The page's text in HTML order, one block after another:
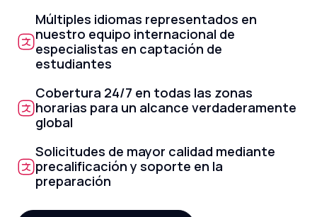
Múltiples idiomas representados en
nuestro equipo internacional de
especialistas en captación de
estudiantes
Cobertura 24/7 en todas las zonas
horarias para un alcance verdaderamente
global
Solicitudes de mayor calidad mediante
precalificación y soporte en la
preparación